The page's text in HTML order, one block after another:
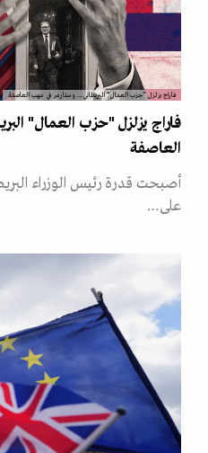
فاراج يزلزل "حزب العمال" البريطاني... وستارمر في مهب العاصفة
فاراج يزلزل "حزب العمال"
العاصفة
أصبحت قدرة رئيس الوزراء
على…